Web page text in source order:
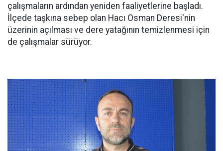
çalışmaların ardından yeniden faaliyetlerine başladı.
İlçede taşkına sebep olan Hacı Osman Deresi'nin
üzerinin açılması ve dere yatağının temizlenmesi için
de çalışmalar sürüyor.